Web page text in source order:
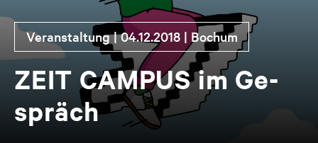
Ver­an­stal­tung | 04.12.2018 | Bo­chum
ZEIT CAM­PUS im Ge­
spräch